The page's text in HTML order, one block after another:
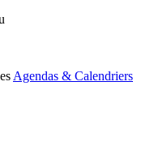
Agendas & Calendriers